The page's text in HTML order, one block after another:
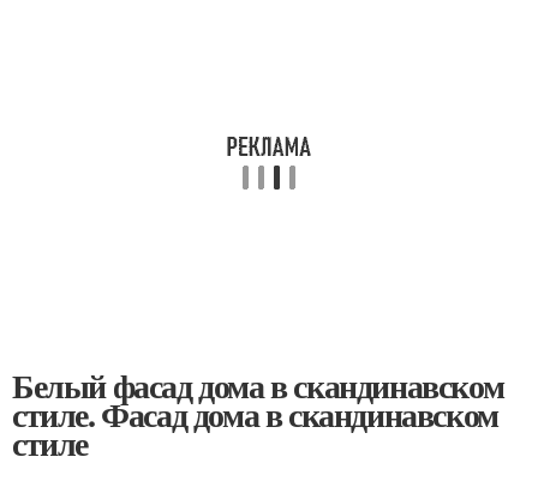
Белый фасад дома в скандинавском
стиле. Фасад дома в скандинавском
стиле